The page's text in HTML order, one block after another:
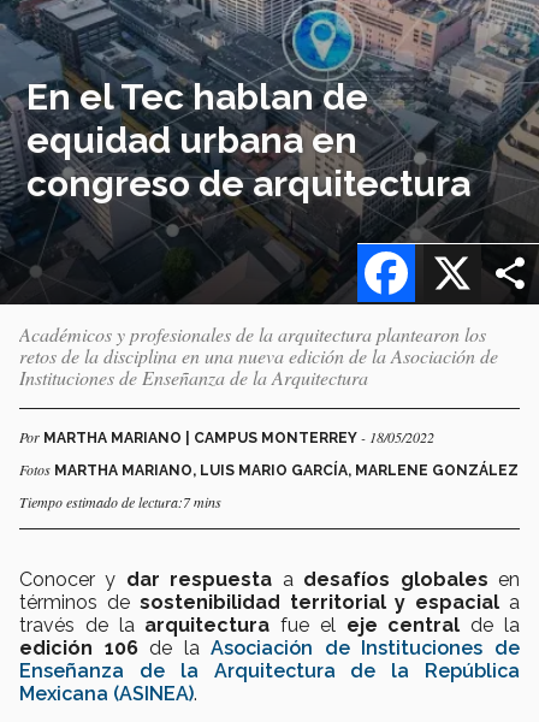
En el Tec hablan de
equidad urbana en
congreso de arquitectura
X
Facebook
Académicos y profesionales de la arquitectura plantearon los
retos de la disciplina en una nueva edición de la Asociación de
Instituciones de Enseñanza de la Arquitectura
Por MARTHA MARIANO | CAMPUS MONTERREY - 18/05/2022
Fotos MARTHA MARIANO, LUIS MARIO GARCÍA, MARLENE GONZÁLEZ
Tiempo estimado de lectura:7 mins
Conocer y dar respuesta a desafíos globales en
términos de sostenibilidad territorial y espacial a
través de la arquitectura fue el eje central de la
edición 106de laAsociación de Instituciones de
Enseñanza de la Arquitectura de la República
Mexicana (ASINEA).